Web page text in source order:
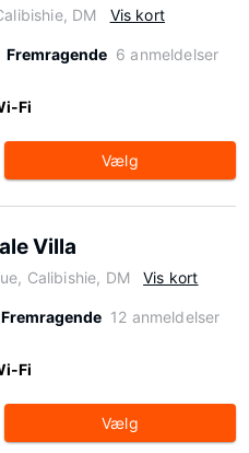
DM Vis kort
Fremragende 6 anmeldelser
Fi
Vælg
Villa
Calibishie, DM Vis kort
Fremragende 12 anmeldelser
Fi
Vælg